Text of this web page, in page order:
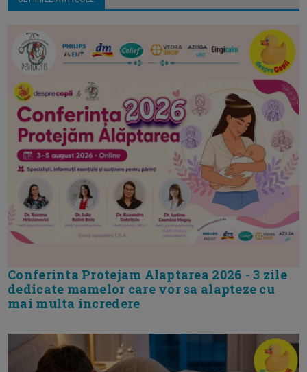
Conferinta Protejam Alaptarea 2026 - 3 zile
dedicate mamelor care vor sa alapteze cu
mai multa incredere